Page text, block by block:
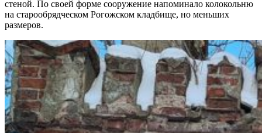
стеной. По своей форме сооружение напоминало колокольню
на старообрядческом Рогожском кладбище, но меньших
размеров.